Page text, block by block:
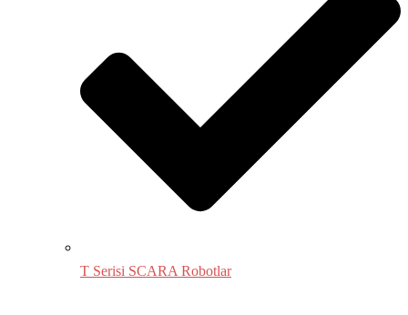
T Serisi SCARA Robotlar